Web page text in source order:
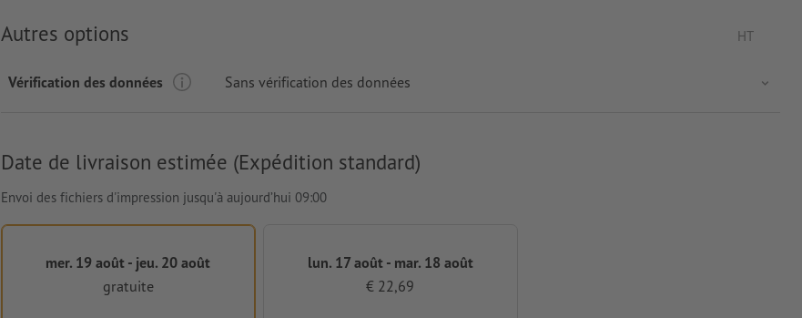
Autres options HT
Vérification des données Sans vérification des données
Date de livraison estimée (Expédition standard)
Envoi des fichiers d'impression jusqu'à aujourd’hui 09:00
mer. 19 août - jeu. 20 août
gratuite
lun. 17 août - mar. 18 août
€ 22,69